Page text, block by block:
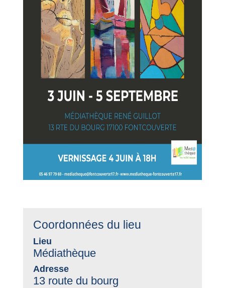
Coordonnées du lieu
Lieu
Médiathèque
Adresse
13 route du bourg